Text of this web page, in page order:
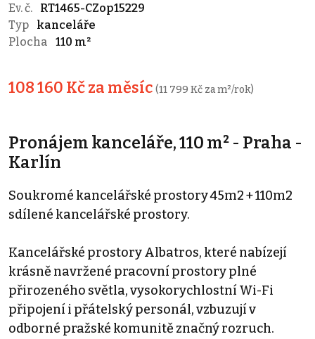
Ev. č.
RT1465-CZop15229
Typ
kanceláře
Plocha
110 m²
108 160 Kč za měsíc (11 799 Kč za m²/rok)
Pronájem kanceláře, 110 m² - Praha -
Karlín
Soukromé kancelářské prostory 45m2 + 110m2
sdílené kancelářské prostory.
Kancelářské prostory Albatros, které nabízejí
krásně navržené pracovní prostory plné
přirozeného světla, vysokorychlostní Wi-Fi
připojení i přátelský personál, vzbuzují v
odborné pražské komunitě značný rozruch.